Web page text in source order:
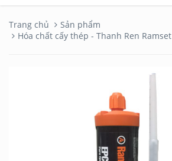
Trang chủ
Sản phẩm
Hóa chất cấy thép - Thanh Ren Ramset